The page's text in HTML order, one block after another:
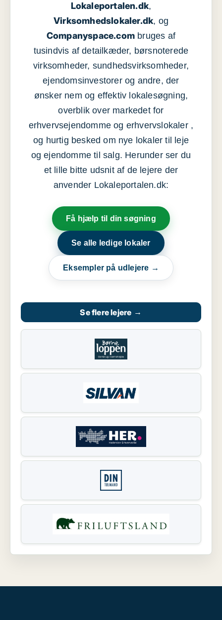
Lokaleportalen.dk,
Virksomhedslokaler.dk, og
Companyspace.com bruges af
tusindvis af detailkæder, børsnoterede
virksomheder, sundhedsvirksomheder,
ejendomsinvestorer og andre, der
ønsker nem og effektiv lokalesøgning,
overblik over markedet for
erhvervsejendomme og erhvervslokaler ,
og hurtig besked om nye lokaler til leje
og ejendomme til salg. Herunder ser du
et lille bitte udsnit af de lejere der
anvender Lokaleportalen.dk:
Få hjælp til din søgning
Se alle ledige lokaler
Eksempler på udlejere →
Se flere lejere →